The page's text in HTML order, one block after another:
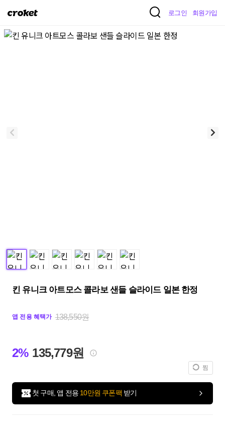
크
켓
로그인 회원가입
킨 유니크 아트모스 콜라보 샌들 슬라이드 일본 한정
앱 전용 혜택가 138,550원
2% 135,779원
찜
첫 구매, 앱 전용 10만원 쿠폰팩 받기